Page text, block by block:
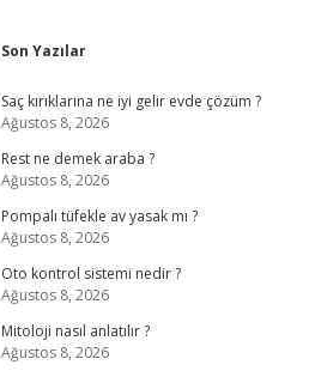
Sidebar
Son Yazılar
Saç kırıklarına ne iyi gelir evde çözüm ?
Ağustos 8, 2026
Rest ne demek araba ?
Ağustos 8, 2026
Pompalı tüfekle av yasak mı ?
Ağustos 8, 2026
Oto kontrol sistemi nedir ?
Ağustos 8, 2026
Mitoloji nasıl anlatılır ?
Ağustos 8, 2026